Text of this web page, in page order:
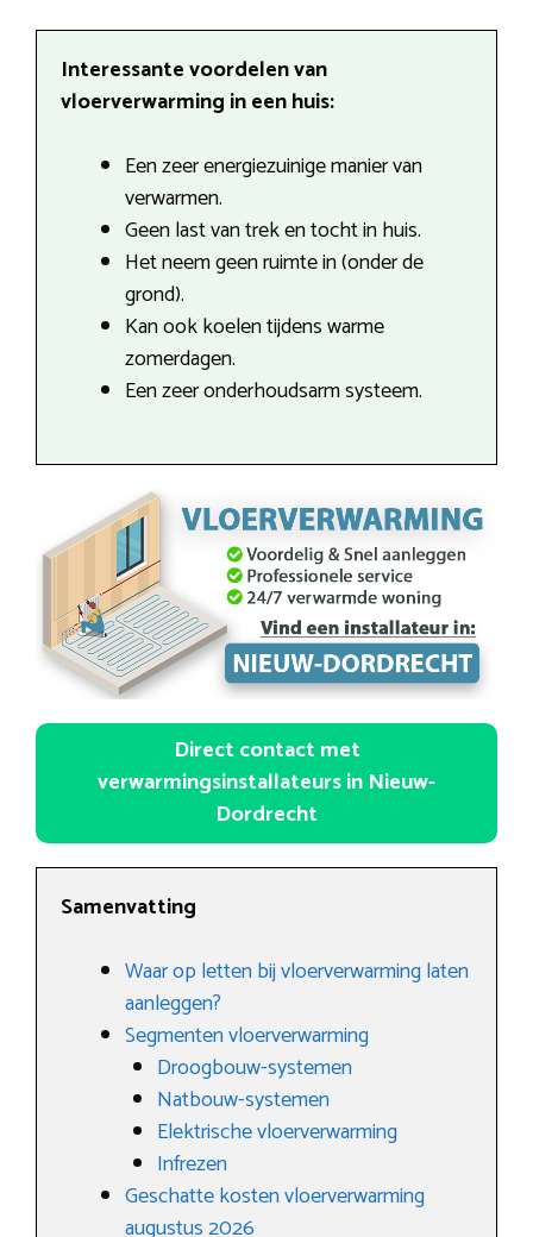
Interessante voordelen van
vloerverwarming in een huis:
Een zeer energiezuinige manier van
verwarmen.
Geen last van trek en tocht in huis.
Het neem geen ruimte in (onder de
grond).
Kan ook koelen tijdens warme
zomerdagen.
Een zeer onderhoudsarm systeem.
Direct contact met
verwarmingsinstallateurs in Nieuw-
Dordrecht
Samenvatting
Waar op letten bij vloerverwarming laten
aanleggen?
Segmenten vloerverwarming
Droogbouw-systemen
Natbouw-systemen
Elektrische vloerverwarming
Infrezen
Geschatte kosten vloerverwarming
augustus 2026